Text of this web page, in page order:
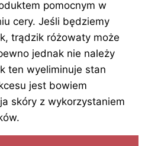
pomocnym w
cery. Jeśli będziemy
trądzik różowaty może
jednak nie należy
ten wyeliminuje stan
jest bowiem
skóry z wykorzystaniem